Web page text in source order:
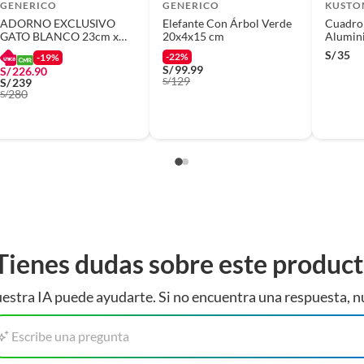
asientos de inodoro con empaque abierto).
tecnología, línea blanca, colchones, muebles,
sin uso y deberá contar con todos sus accesorios,
(sin rayas, piquetes, abolladuras, manchas,
GENERICO
ADORNO EXCLUSIVO
GATO BLANCO 23cm x
9cm x 19cm
-19%
S/226.90
S/239
S/280
GENERICO
Elefante Con Árbol Verde
20x4x15 cm
-22%
S/99.99
S/129
S/35
dudas sobre este
IA puede ayudarte. Si no encuentra una respuesta,
Escribe una pregunta